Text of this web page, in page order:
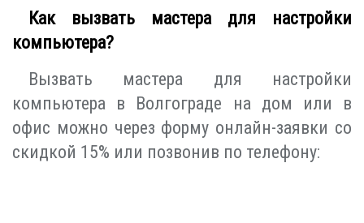
Как вызвать мастера для настройки
компьютера?
Вызвать мастера для настройки
компьютера в Волгограде на дом или в
офис можно через форму онлайн-заявки со
скидкой 15% или позвонив по телефону: